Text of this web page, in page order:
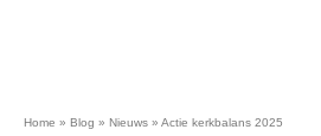
Home » Blog » Nieuws » Actie kerkbalans 2025